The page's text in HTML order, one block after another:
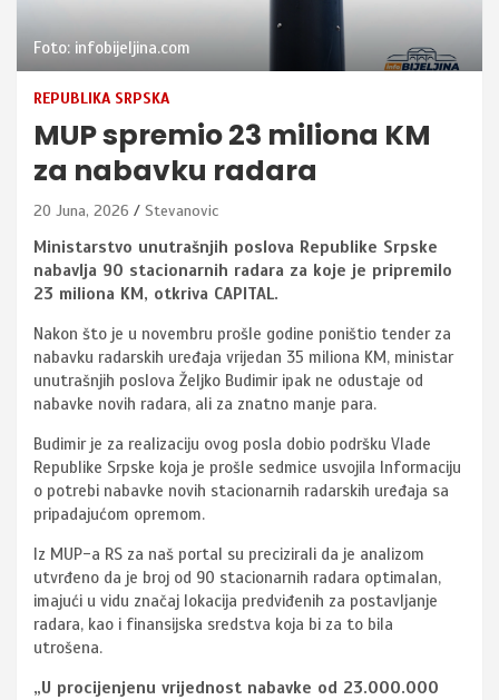
Foto: infobijeljina.com
REPUBLIKA SRPSKA
MUP spremio 23 miliona KM
za nabavku radara
20 Juna, 2026 Stevanovic
Ministarstvo unutrašnjih poslova Republike Srpske
nabavlja 90 stacionarnih radara za koje je pripremilo
23 miliona KM, otkriva CAPITAL.
Nakon što je u novembru prošle godine poništio tender za
nabavku radarskih uređaja vrijedan 35 miliona KM, ministar
unutrašnjih poslova Željko Budimir ipak ne odustaje od
nabavke novih radara, ali za znatno manje para.
Budimir je za realizaciju ovog posla dobio podršku Vlade
Republike Srpske koja je prošle sedmice usvojila Informaciju
o potrebi nabavke novih stacionarnih radarskih uređaja sa
pripadajućom opremom.
Iz MUP-a RS za naš portal su precizirali da je analizom
utvrđeno da je broj od 90 stacionarnih radara optimalan,
imajući u vidu značaj lokacija predviđenih za postavljanje
radara, kao i finansijska sredstva koja bi za to bila
utrošena.
„U procijenjenu vrijednost nabavke od 23.000.000